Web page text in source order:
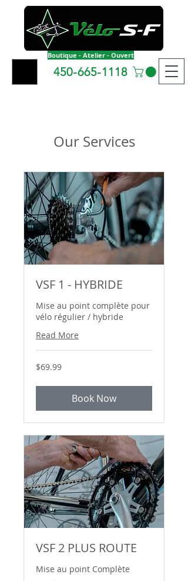
Boutique - Atelier - Ouvert
450-665-1118
Our Services
VSF 1 - HYBRIDE
Mise au point complète pour
vélo régulier / hybride
Read More
69.99
Canadian
$69.99
Book Now
VSF 2 PLUS ROUTE
Mise au point Complète